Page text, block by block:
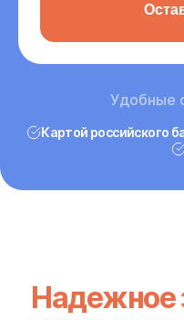
Удобные
Картой российского
Надежное